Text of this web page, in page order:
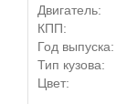
Двигатель:
КПП:
Год выпуска:
Тип кузова:
Цвет: